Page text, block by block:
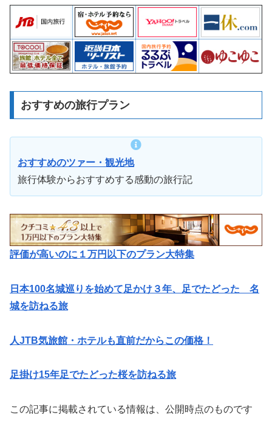
おすすめの旅行プラン
おすすめのツァー・観光地
旅行体験からおすすめする感動の旅行記
評価が高いのに１万円以下のプラン大特集
日本100名城巡りを始めて足かけ３年、足でたどった 名
城を訪ねる旅
人JTB気旅館・ホテルも直前だからこの価格！
足掛け15年足でたどった桜を訪ねる旅
この記事に掲載されている情報は、公開時点のものです